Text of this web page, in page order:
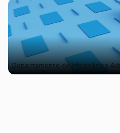
Departamento de Informática